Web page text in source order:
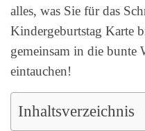
alles, was Sie für das
Kindergeburtstag Karte
gemeinsam in die bunte
eintauchen!
Inhaltsverzeichnis